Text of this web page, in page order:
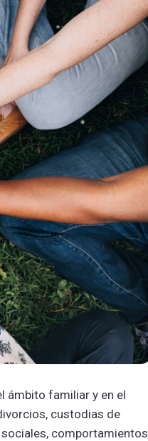
ámbito familiar y en el
custodias de
comportamientos